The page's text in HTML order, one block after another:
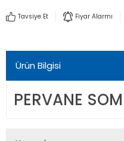
Tavsiye Et Fiyar Alarmı
Ürün Bilgisi
PERVANE